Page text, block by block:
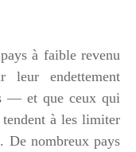
à faible revenu
leur endettement
— et que ceux qui
à les limiter
De nombreux pays